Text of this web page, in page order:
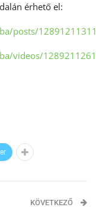
érhető el:
posts/
videos/
KÖVETKEZŐ